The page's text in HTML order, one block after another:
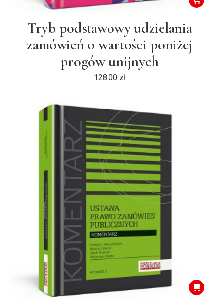
Tryb podstawowy udzielania
zamówień o wartości poniżej
progów unijnych
128.00 zł